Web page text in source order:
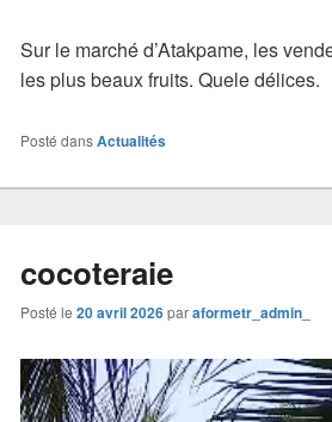
Sur le marché d’Atakpame, les
les plus beaux fruits. Quele délices.
Posté dansActualités
cocoteraie
Posté le 20 avril 2026paraformetr_admin_